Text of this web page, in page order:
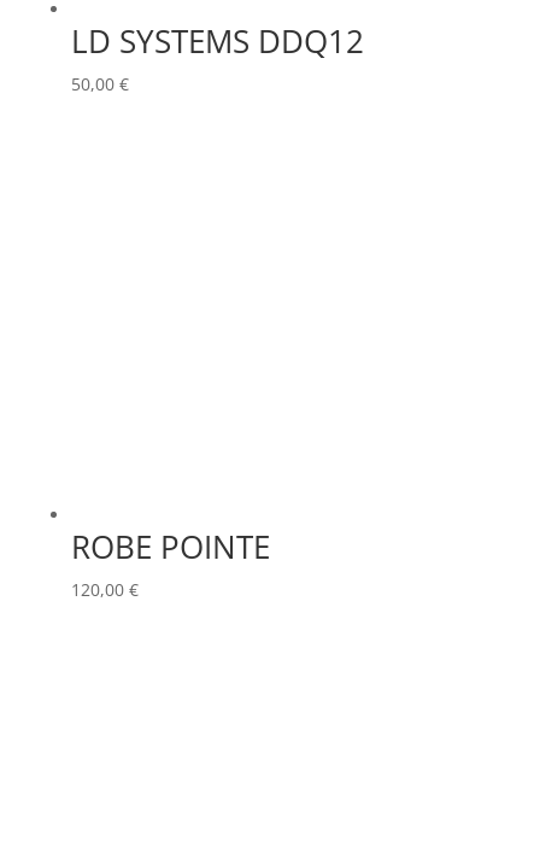
LD SYSTEMS DDQ12
50,00 €
ROBE POINTE
120,00 €